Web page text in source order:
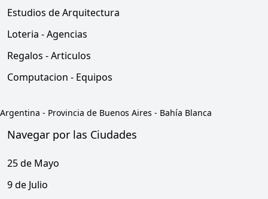
Estudios de Arquitectura
Loteria - Agencias
Regalos - Articulos
Computacion - Equipos
Argentina - Provincia de Buenos Aires - Bahía Blanca
Navegar por las Ciudades
25 de Mayo
9 de Julio